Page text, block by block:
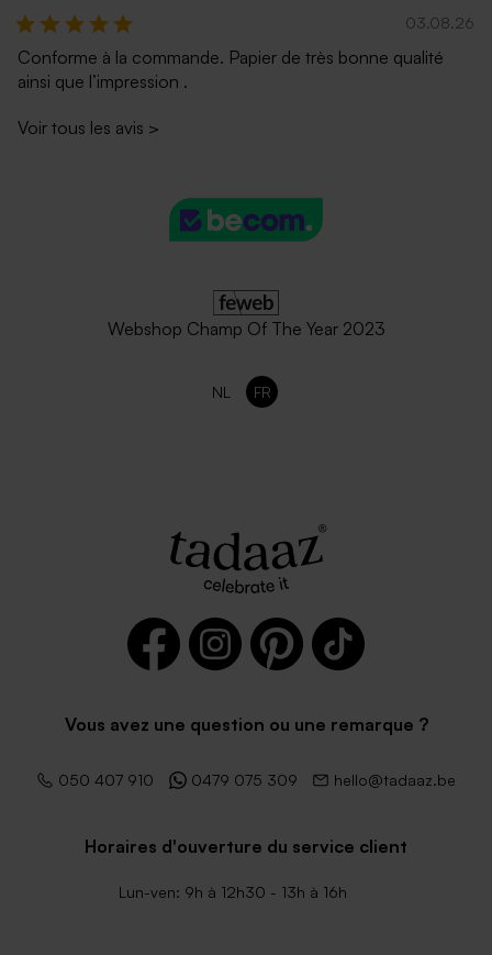
Enveloppe mariage papier
03.08.26
Conforme à la commande. Papier de très bonne qualité
ainsi que l’impression .
Voir tous les avis >
Webshop Champ Of The Year 2023
NL FR
Vous avez une question ou une remarque ?
050 407 910 0479 075 309 hello@tadaaz.be
Horaires d'ouverture du service client
Lun-ven: 9h à 12h30 - 13h à 16h